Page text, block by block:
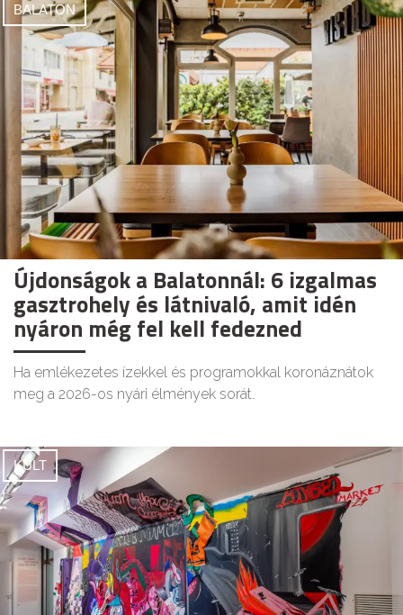
BALATON
Újdonságok a Balatonnál: 6 izgalmas
gasztrohely és látnivaló, amit idén
nyáron még fel kell fedezned
Ha emlékezetes ízekkel és programokkal koronáznátok
meg a 2026-os nyári élmények sorát.
KULT